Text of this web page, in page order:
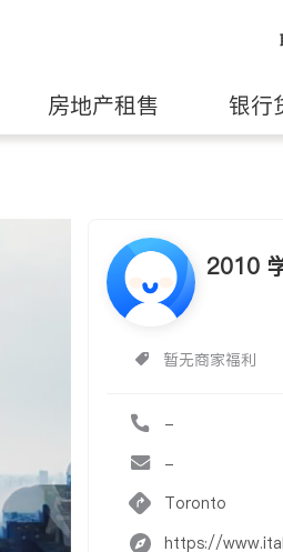
房地产租售 银行
2010
暂无商家福利
-
-
Toronto
https://